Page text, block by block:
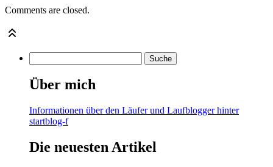
Comments are closed.
Über mich
Informationen über den Läufer und Laufblogger hinter
startblog-f
Die neuesten Artikel